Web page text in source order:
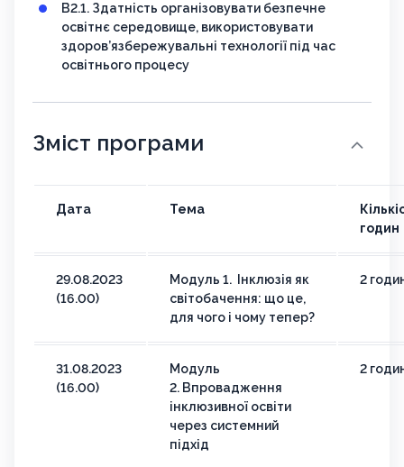
В2.1. Здатність організовувати безпечне
освітнє середовище, використовувати
здоров’язбережувальні технології під час
освітнього процесу
Зміст програми
Дата Тема
годин
29.08.2023
(16.00)
Модуль 1. Інклюзія як
світобачення: що це,
для чого і чому тепер?
2
31.08.2023
(16.00)
Модуль
2. Впровадження
інклюзивної освіти
через системний
підхід
2